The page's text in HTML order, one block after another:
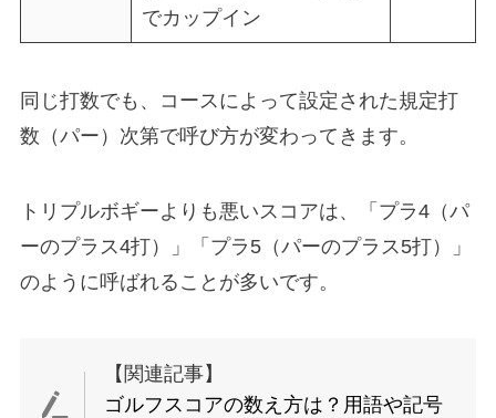
でカップイン
同じ打数でも、コースによって設定された規定打
数（パー）次第で呼び方が変わってきます。
トリプルボギーよりも悪いスコアは、「プラ4（パ
ーのプラス4打）」「プラ5（パーのプラス5打）」
のように呼ばれることが多いです。
【関連記事】
ゴルフスコアの数え方は？用語や記号